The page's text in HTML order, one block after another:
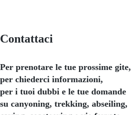
Contattaci
Per prenotare le tue prossime gite,
per chiederci informazioni,
per i tuoi dubbi e le tue domande
su canyoning, trekking, abseiling,